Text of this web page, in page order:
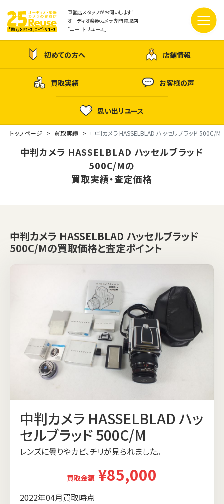
直営店スタッフがお伺いします！
オーディオ楽器カメラ専門買取店
「ニーゴ・リユース」
初めての方へ 店舗情報
買取実績 お客様の声
思い出リユース
トップページ 買取実績 中判カメラ HASSELBLAD ハッセルブラッド 500C/M
中判カメラ HASSELBLAD ハッセルブラッド
500C/Mの
買取実績・査定価格
中判カメラ HASSELBLAD ハッセルブラッド
500C/Mの買取価格と査定ポイント
中判カメラ HASSELBLAD ハッ
セルブラッド 500C/M
レンズに曇りやカビ、チリが見られました。
買取金額 ¥85,000
2022年04月買取時点